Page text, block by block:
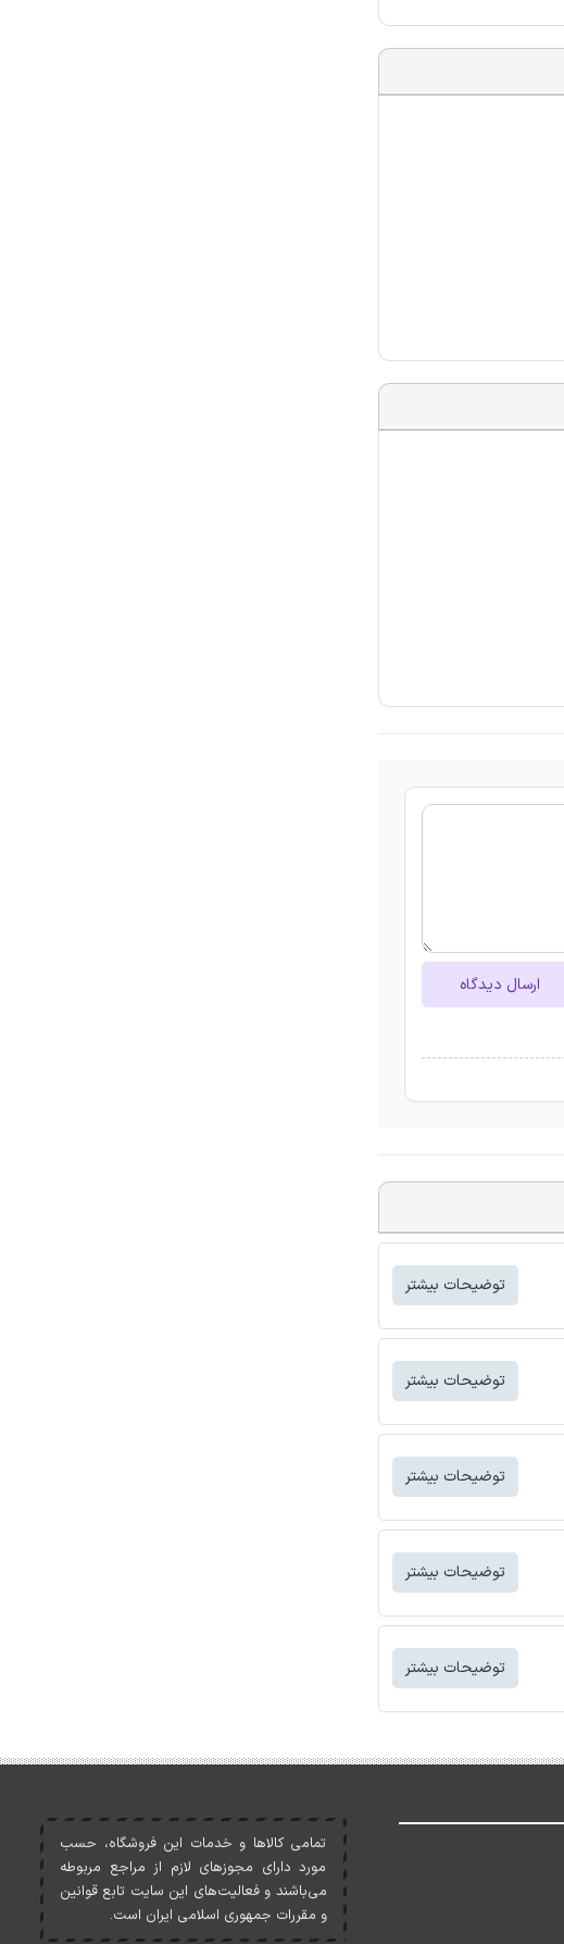
ارسال دیدگاه
توضیحات بیشتر
توضیحات بیشتر
توضیحات بیشتر
توضیحات بیشتر
توضیحات بیشتر
تمامی کالاها و خدمات اين فروشگاه، حسب
مورد دارای مجوزهای لازم از مراجع مربوطه
می‌باشند و فعاليت‌های اين سايت تابع قوانين
و مقررات جمهوری اسلامی ايران است.